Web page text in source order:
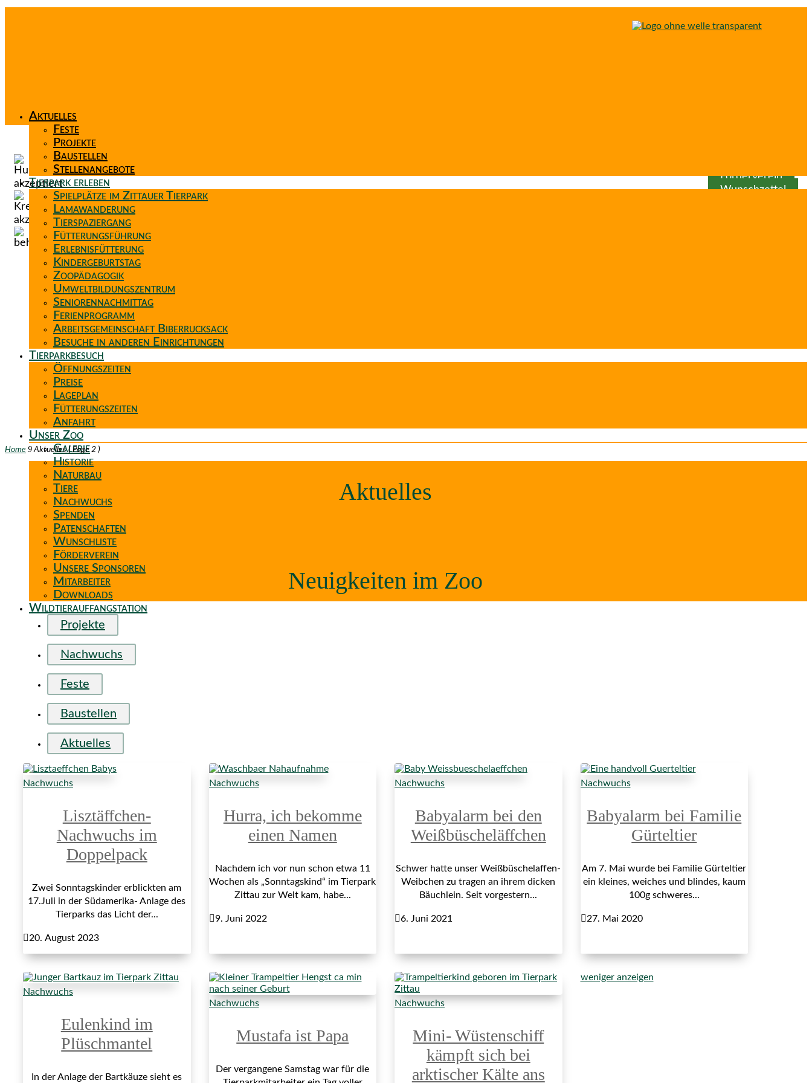
Aktuelles
Feste
Projekte
Baustellen
Stellenangebote
Tierpark erleben
Spielplätze im Zittauer Tierpark
Lamawanderung
Tierspaziergang
Fütterungsführung
Erlebnisfütterung
Kindergeburtstag
Zoopädagogik
Umweltbildungszentrum
Seniorennachmittag
Ferienprogramm
Arbeitsgemeinschaft Biberrucksack
Besuche in anderen Einrichtungen
Tierparkbesuch
Öffnungszeiten
Preise
Lageplan
Fütterungszeiten
Anfahrt
Unser Zoo
Galerie
Historie
Naturbau
Tiere
Nachwuchs
Spenden
Patenschaften
Wunschliste
Förderverein
Unsere Sponsoren
Mitarbeiter
Downloads
Wildtierauffangstation
Förderverein
Wunschzettel
Home 9 Aktuelles( Page 2 )
Aktuelles
Neuigkeiten im Zoo
Projekte
Nachwuchs
Feste
Baustellen
Aktuelles
Nachwuchs
Lisztäffchen-
Nachwuchs im
Doppelpack
Zwei Sonntagskinder erblickten am
17.Juli in der Südamerika- Anlage des
Tierparks das Licht der...
20. August 2023
Nachwuchs
Hurra, ich bekomme
einen Namen
Nachdem ich vor nun schon etwa 11
Wochen als „Sonntagskind“ im Tierpark
Zittau zur Welt kam, habe...
9. Juni 2022
Nachwuchs
Babyalarm bei den
Weißbüscheläffchen
Schwer hatte unser Weißbüschelaffen-
Weibchen zu tragen an ihrem dicken
Bäuchlein. Seit vorgestern...
6. Juni 2021
Nachwuchs
Babyalarm bei Familie
Gürteltier
Am 7. Mai wurde bei Familie Gürteltier
ein kleines, weiches und blindes, kaum
100g schweres...
27. Mai 2020
Nachwuchs
Eulenkind im
Plüschmantel
In der Anlage der Bartkäuze sieht es
Nachwuchs
Mustafa ist Papa
Der vergangene Samstag war für die
Nachwuchs
Mini- Wüstenschiff
kämpft sich bei
arktischer Kälte ans
weniger anzeigen